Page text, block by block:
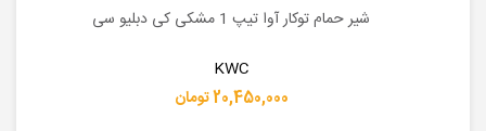
شیر حمام توکار آوا تیپ 1 مشکی کی دبلیو سی
KWC
20,450,000 تومان